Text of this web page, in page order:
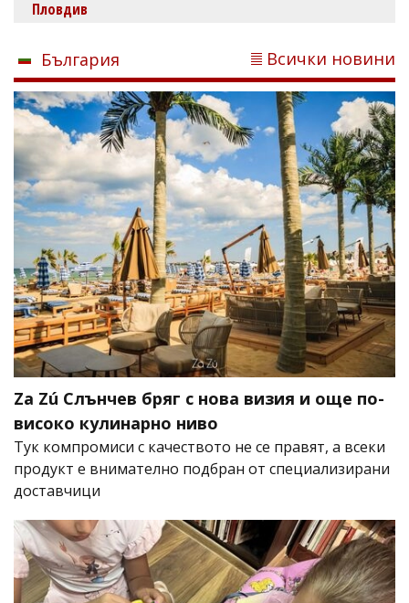
Пловдив
България Всички новини
Za Zú Слънчев бряг с нова визия и още по-
високо кулинарно ниво
Тук компромиси с качеството не се правят, а всеки
продукт е внимателно подбран от специализирани
доставчици